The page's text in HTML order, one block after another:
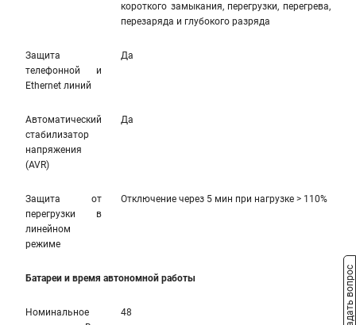
короткого замыкания, перегрузки, перегрева,
перезаряда и глубокого разряда
Защита
телефонной и
Ethernet линий
Да
Автоматический
стабилизатор
напряжения
(AVR)
Да
Защита от
перегрузки в
линейном
режиме
Отключение через 5 мин при нагрузке > 110%
Батареи и время автономной работы
Номинальное
48 Задать вопрос